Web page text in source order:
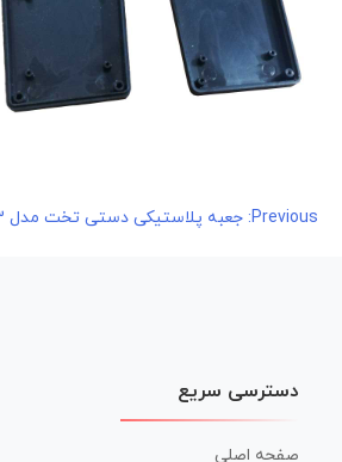
راهبری
Previous: جعبه پلاستیکی دستی تخت مدل 7003
دسترسی سریع
صفحه اصلی